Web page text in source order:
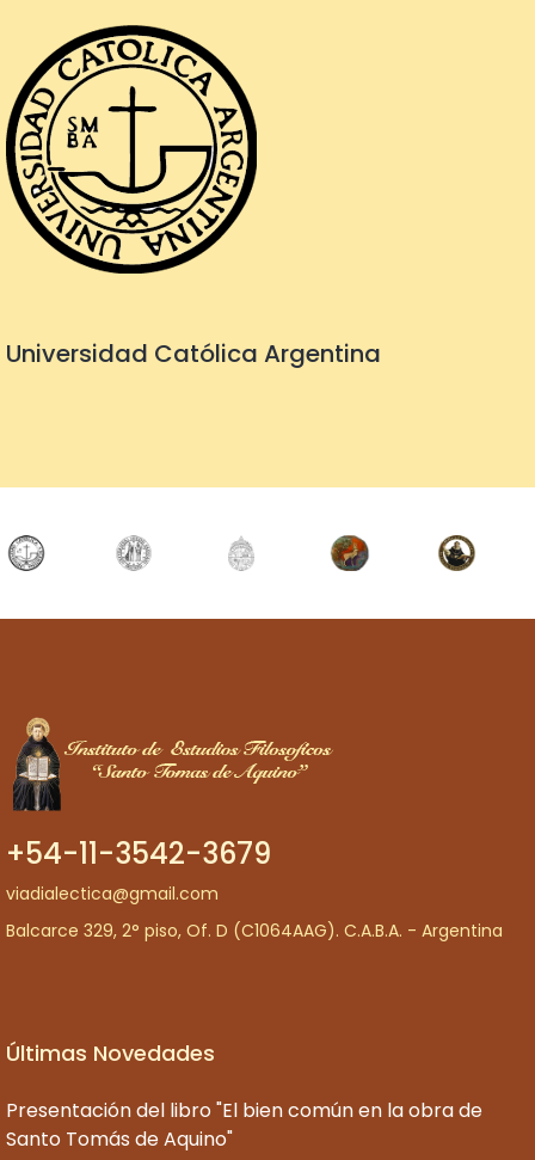
Universidad Católica Argentina
+54-11-3542-3679
viadialectica@gmail.com
Balcarce 329, 2° piso, Of. D (C1064AAG). C.A.B.A. - Argentina
Últimas Novedades
Presentación del libro "El bien común en la obra de
Santo Tomás de Aquino"